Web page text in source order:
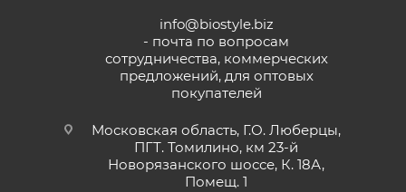
info@biostyle.biz
- почта по вопросам
сотрудничества, коммерческих
предложений, для оптовых
покупателей
Московская область, Г.О. Люберцы,
ПГТ. Томилино, км 23-й
Новорязанского шоссе, К. 18А,
Помещ. 1